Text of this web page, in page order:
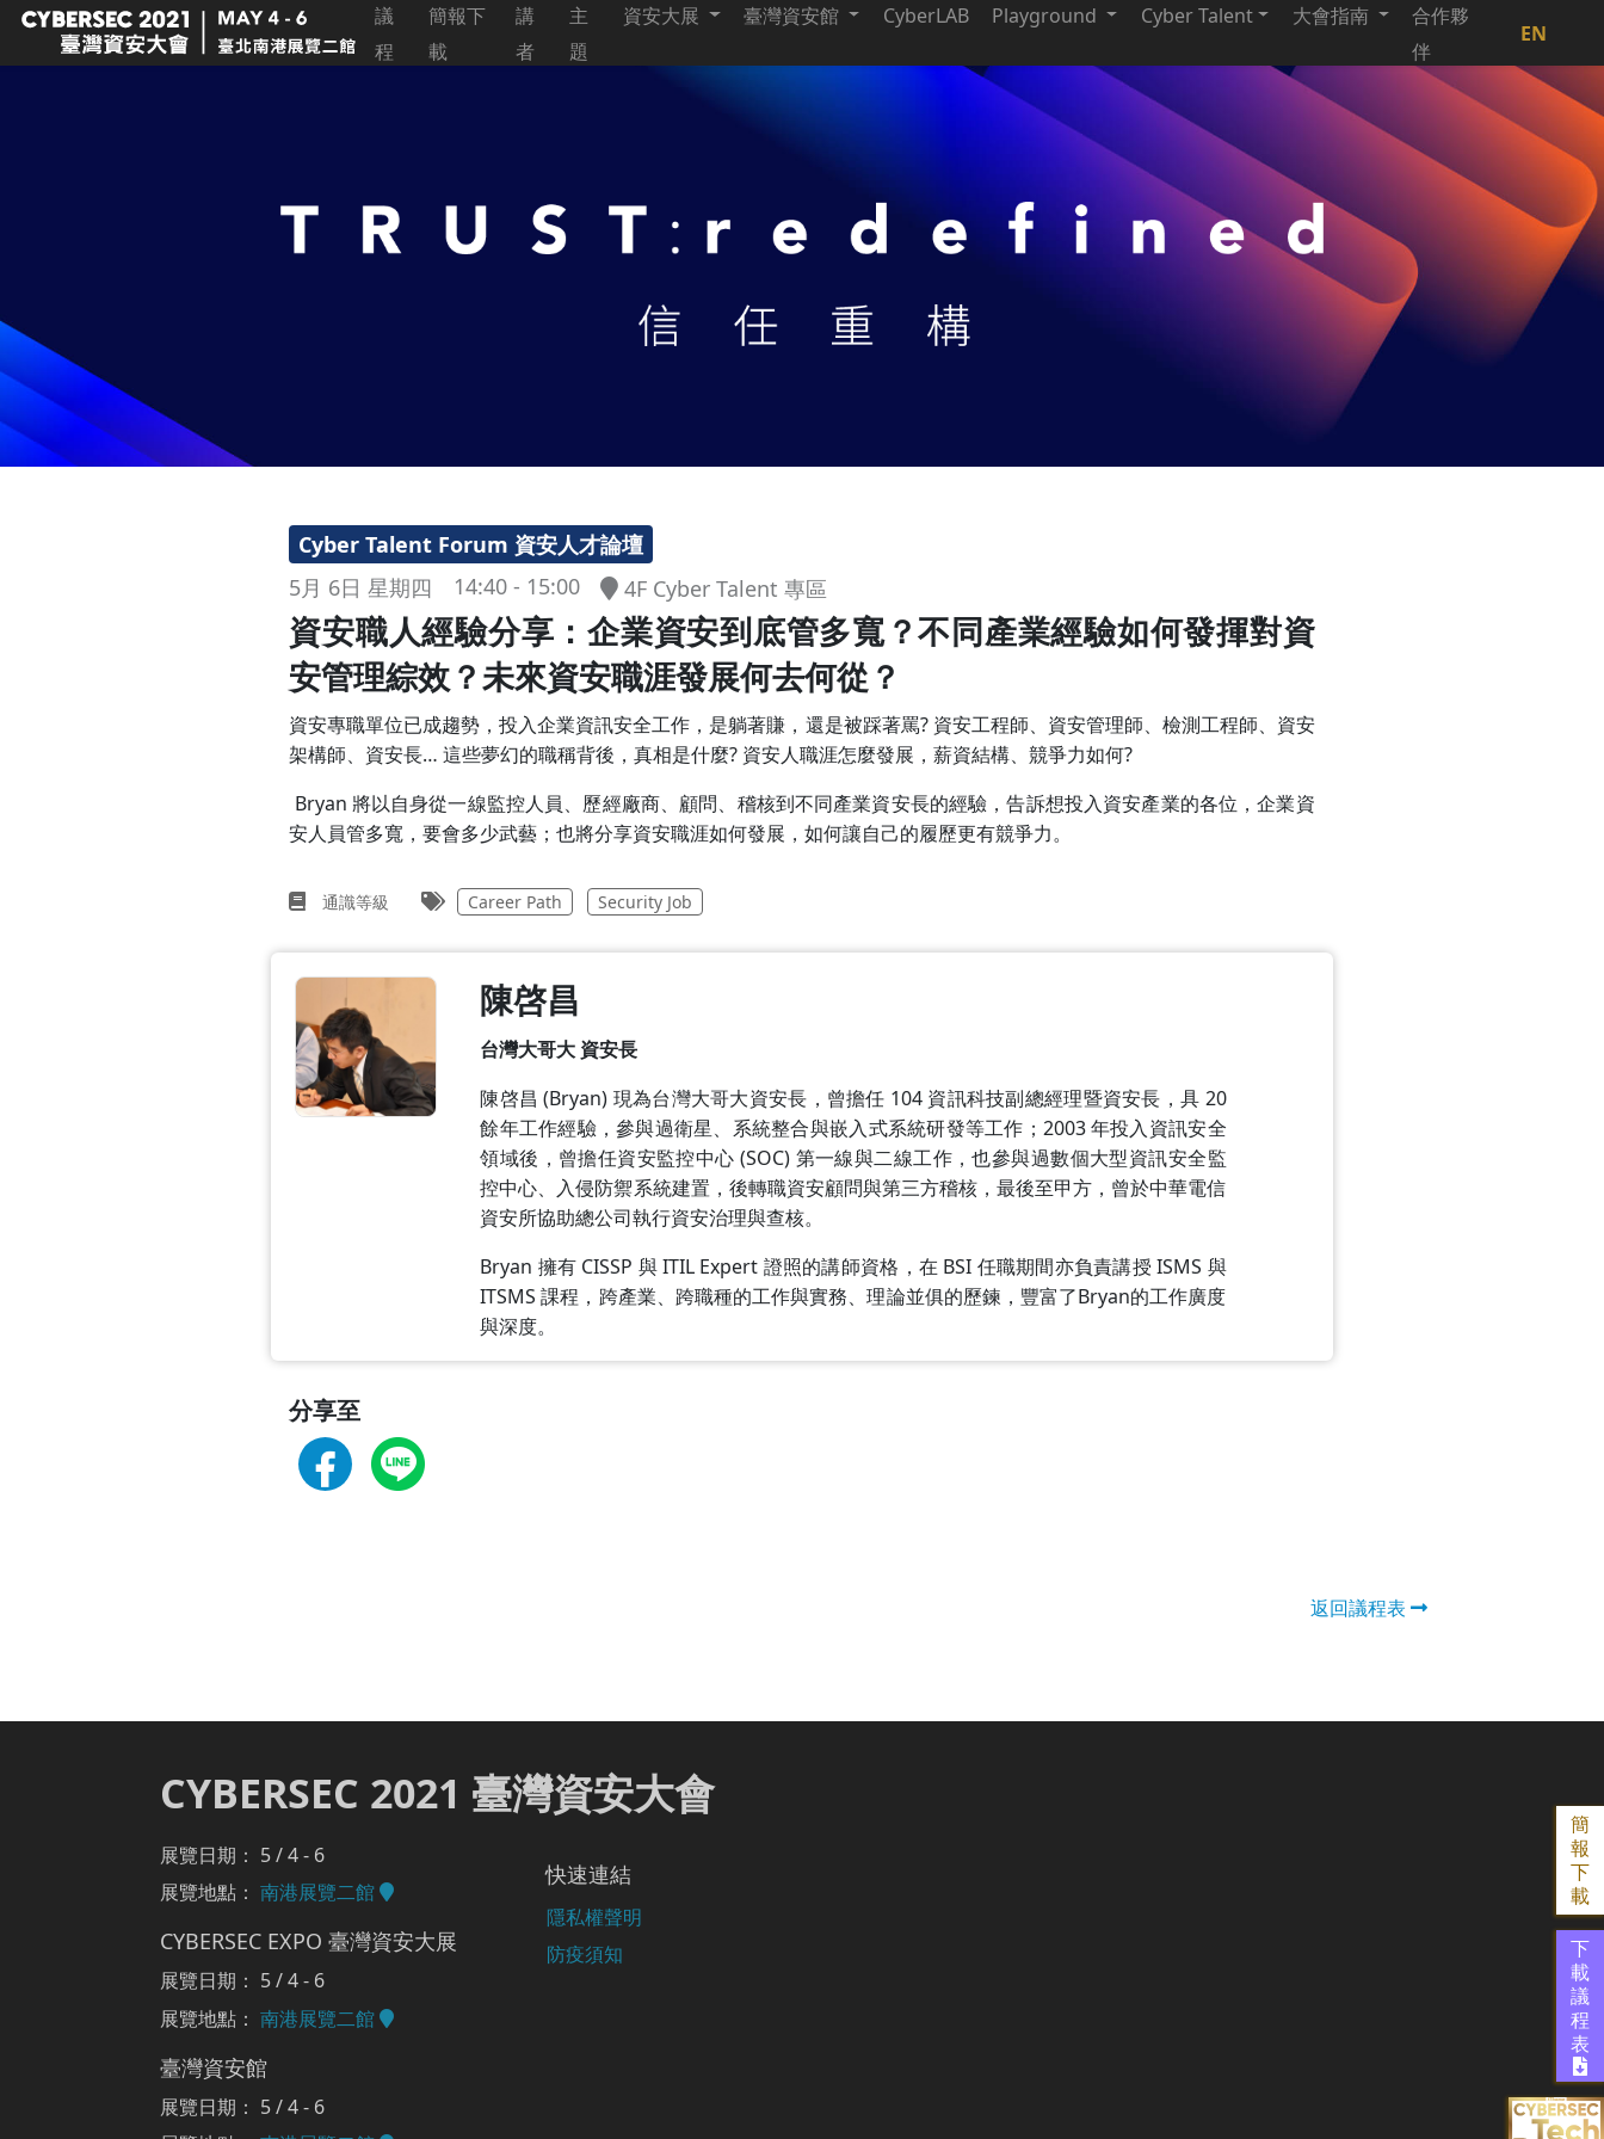
議
程
簡報下
載
講
者
主
題
資安大展 臺灣資安館 CyberLAB Playground Cyber Talent 大會指南
合作夥
伴
EN
Cyber Talent Forum 資安人才論壇
5月 6日 星期四
14:40 - 15:00 4F Cyber Talent 專區
資安職人經驗分享：企業資安到底管多寬？不同產業經驗如何發揮對資
安管理綜效？未來資安職涯發展何去何從？
資安專職單位已成趨勢，投入企業資訊安全工作，是躺著賺，還是被踩著罵? 資安工程師、資安管理師、檢測工程師、資安
架構師、資安長… 這些夢幻的職稱背後，真相是什麼? 資安人職涯怎麼發展，薪資結構、競爭力如何?
Bryan 將以自身從一線監控人員、歷經廠商、顧問、稽核到不同產業資安長的經驗，告訴想投入資安產業的各位，企業資
安人員管多寬，要會多少武藝；也將分享資安職涯如何發展，如何讓自己的履歷更有競爭力。
通識等級 Career Path Security Job
陳啓昌
台灣大哥大 資安長
陳啓昌 (Bryan) 現為台灣大哥大資安長，曾擔任 104 資訊科技副總經理暨資安長，具 20
餘年工作經驗，參與過衛星、系統整合與嵌入式系統研發等工作；2003 年投入資訊安全
領域後，曾擔任資安監控中心 (SOC) 第一線與二線工作，也參與過數個大型資訊安全監
控中心、入侵防禦系統建置，後轉職資安顧問與第三方稽核，最後至甲方，曾於中華電信
資安所協助總公司執行資安治理與查核。
Bryan 擁有 CISSP 與 ITIL Expert 證照的講師資格，在 BSI 任職期間亦負責講授 ISMS 與
ITSMS 課程，跨產業、跨職種的工作與實務、理論並俱的歷鍊，豐富了Bryan的工作廣度
與深度。
分享至
返回議程表
下
載
議
程
表
簡
報
下
載
CYBERSEC 2021 臺灣資安大會
展覽日期： 5 / 4 - 6
展覽地點：南港展覽二館
CYBERSEC EXPO 臺灣資安大展
展覽日期： 5 / 4 - 6
展覽地點：南港展覽二館
臺灣資安館
展覽日期： 5 / 4 - 6
快速連結
隱私權聲明
防疫須知